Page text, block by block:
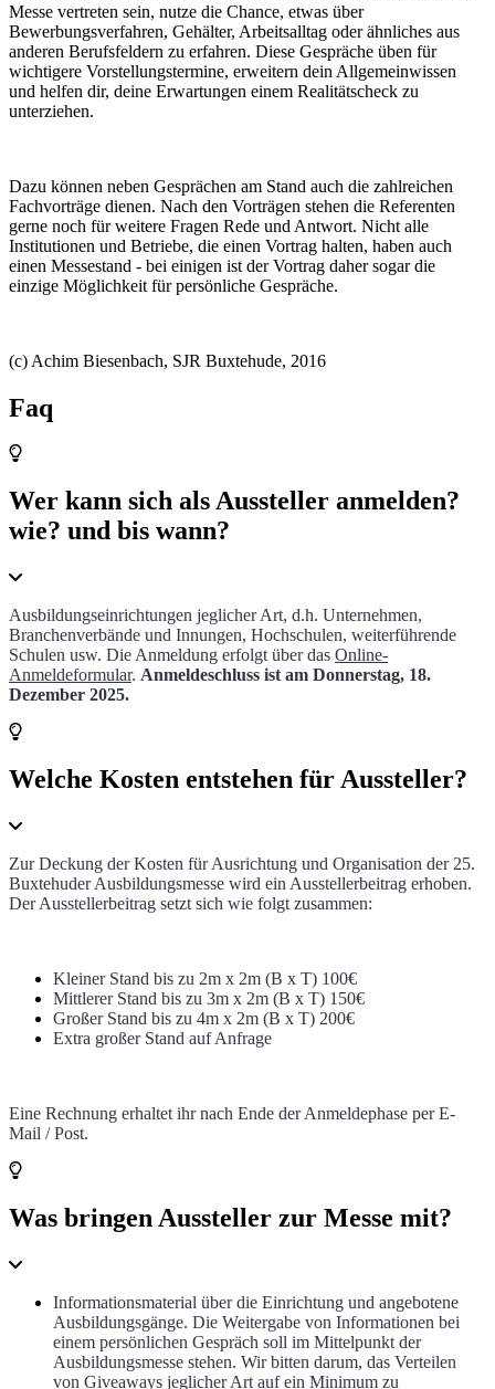
Messe vertreten sein, nutze die Chance, etwas über
Bewerbungsverfahren, Gehälter, Arbeitsalltag oder ähnliches aus
anderen Berufsfeldern zu erfahren. Diese Gespräche üben für
wichtigere Vorstellungstermine, erweitern dein Allgemeinwissen
und helfen dir, deine Erwartungen einem Realitätscheck zu
unterziehen.
Dazu können neben Gesprächen am Stand auch die zahlreichen
Fachvorträge dienen. Nach den Vorträgen stehen die Referenten
gerne noch für weitere Fragen Rede und Antwort. Nicht alle
Institutionen und Betriebe, die einen Vortrag halten, haben auch
einen Messestand - bei einigen ist der Vortrag daher sogar die
einzige Möglichkeit für persönliche Gespräche.
(c) Achim Biesenbach, SJR Buxtehude, 2016
Faq
Wer kann sich als Aussteller anmelden?
wie? und bis wann?
Ausbildungseinrichtungen jeglicher Art, d.h. Unternehmen,
Branchenverbände und Innungen, Hochschulen, weiterführende
Schulen usw. Die Anmeldung erfolgt über das Online-
Anmeldeformular. Anmeldeschluss ist am Donnerstag, 18.
Dezember 2025.
Welche Kosten entstehen für Aussteller?
Zur Deckung der Kosten für Ausrichtung und Organisation der 25.
Buxtehuder Ausbildungsmesse wird ein Ausstellerbeitrag erhoben.
Der Ausstellerbeitrag setzt sich wie folgt zusammen:
Kleiner Stand bis zu 2m x 2m (B x T) 100€
Mittlerer Stand bis zu 3m x 2m (B x T) 150€
Großer Stand bis zu 4m x 2m (B x T) 200€
Extra großer Stand auf Anfrage
Eine Rechnung erhaltet ihr nach Ende der Anmeldephase per E-
Mail / Post.
Was bringen Aussteller zur Messe mit?
Informationsmaterial über die Einrichtung und angebotene
Ausbildungsgänge. Die Weitergabe von Informationen bei
einem persönlichen Gespräch soll im Mittelpunkt der
Ausbildungsmesse stehen. Wir bitten darum, das Verteilen
von Giveaways jeglicher Art auf ein Minimum zu